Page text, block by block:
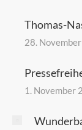
Thomas-
28.
1. November